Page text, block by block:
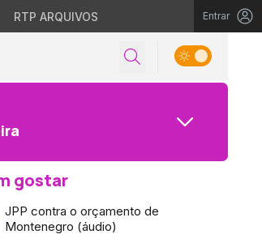
RTP ARQUIVOS Entrar
gostar
JPP contra o orçamento de
Montenegro (áudio)